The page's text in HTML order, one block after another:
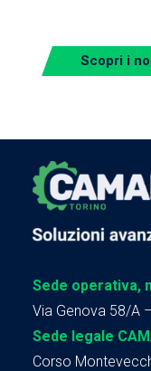
Scopri i
Sede operativa,
Via Genova 58/A
Sede legale
Corso